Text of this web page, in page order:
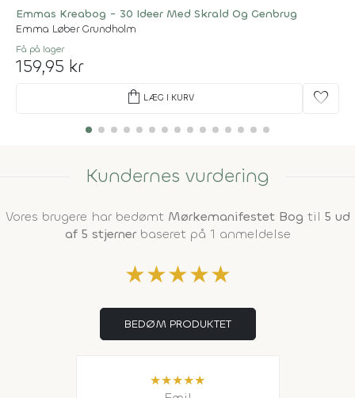
Emmas Kreabog - 30 Ideer Med Skrald Og Genbrug
Emma Løber Grundholm
Få på lager
159,95 kr
shopping_bag LÆG I KURV favorite
Kundernes vurdering
Vores brugere har bedømt Mørkemanifestet Bog til 5 ud
af 5 stjernerbaseret på 1 anmeldelse
★★★★★
BEDØM PRODUKTET
★★★★★